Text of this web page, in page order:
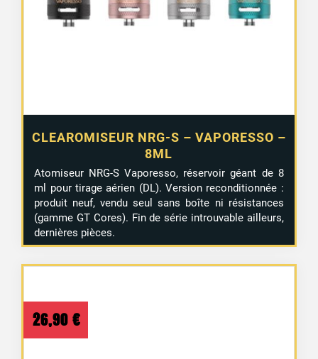
CLEAROMISEUR NRG-S – VAPORESSO –
8ML
Atomiseur NRG-S Vaporesso, réservoir géant de 8
ml pour tirage aérien (DL). Version reconditionnée :
produit neuf, vendu seul sans boîte ni résistances
(gamme GT Cores). Fin de série introuvable ailleurs,
dernières pièces.
26,90 €